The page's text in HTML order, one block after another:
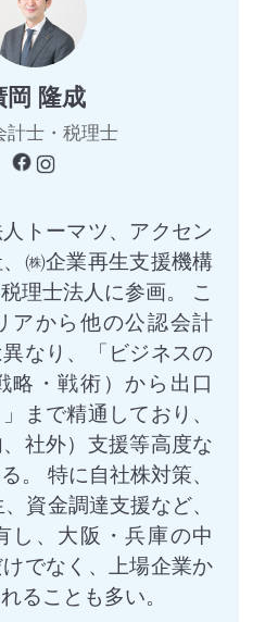
岡 隆成
計士・税理士
トーマツ、アクセン
㈱企業再生支援機構
理士法人に参画。 こ
アから他の公認会計
なり、「ビジネスの
略・戦術）から出口
まで精通しており、
社外）支援等高度な
。 特に自社株対策、
資金調達支援など、
し、大阪・兵庫の中
でなく、上場企業か
ることも多い。